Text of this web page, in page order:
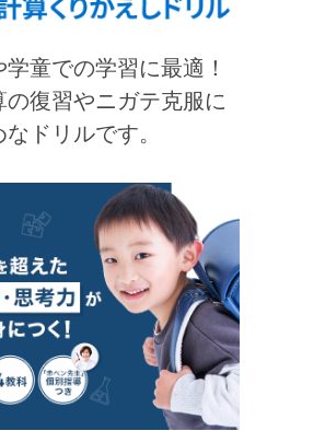
童での学習に最適！
の復習やニガテ克服に
ドリルです。